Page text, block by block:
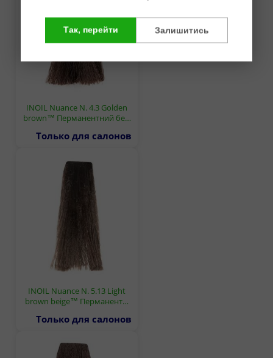
INOIL Nuance N. 4.3 Golden
brown™ Перманентний бе…
Только для салонов
INOIL Nuance N. 5.13 Light
brown beige™ Перманент…
Только для салонов
Так, перейти Залишитись